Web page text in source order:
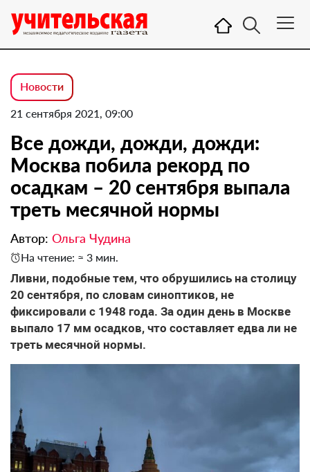
Новости
21 сентября 2021, 09:00
Все дожди, дожди, дожди:
Москва побила рекорд по
осадкам – 20 сентября выпала
треть месячной нормы
Автор: Ольга Чудина
На чтение: ≈ 3 мин.
Ливни, подобные тем, что обрушились на столицу
20 сентября, по словам синоптиков, не
фиксировали с 1948 года. За один день в Москве
выпало 17 мм осадков, что составляет едва ли не
треть месячной нормы.